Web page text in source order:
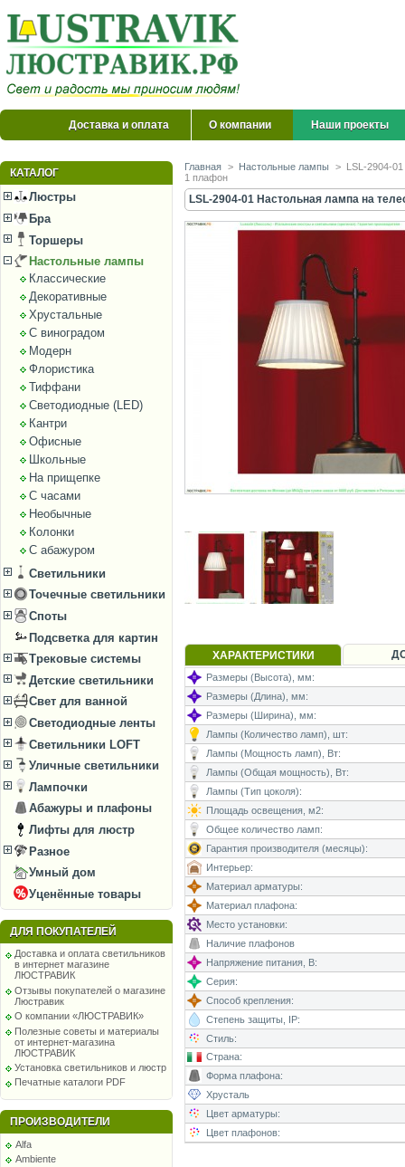
Доставка и оплата О компании Наши проекты
КАТАЛОГ
Люстры
Бра
Торшеры
Настольные лампы
Классические
Декоративные
Хрустальные
С виноградом
Модерн
Флористика
Тиффани
Светодиодные (LED)
Кантри
Офисные
Школьные
На прищепке
С часами
Необычные
Колонки
С абажуром
Светильники
Точечные светильники
Споты
Подсветка для картин
Трековые системы
Детские светильники
Свет для ванной
Светодиодные ленты
Светильники LOFT
Уличные светильники
Лампочки
Абажуры и плафоны
Лифты для люстр
Разное
Умный дом
Уценённые товары
ДЛЯ ПОКУПАТЕЛЕЙ
Доставка и оплата светильников
в интернет магазине
ЛЮСТРАВИК
Отзывы покупателей о магазине
Люстравик
О компании «ЛЮСТРАВИК»
Полезные советы и материалы
от интернет-магазина
ЛЮСТРАВИК
Установка светильников и люстр
Печатные каталоги PDF
ПРОИЗВОДИТЕЛИ
Alfa
Ambiente
Главная > Настольные лампы >
LSL-2904-
1 плафон
LSL-2904-01 Настольная лампа на
ХАРАКТЕРИСТИКИ
Размеры (Высота), мм:
Размеры (Длина), мм:
Размеры (Ширина), мм:
Лампы (Количество ламп), шт:
Лампы (Мощность ламп), Вт:
Лампы (Общая мощность), Вт:
Лампы (Тип цоколя):
Площадь освещения, м2:
Общее количество ламп:
Гарантия производителя (месяцы):
Интерьер:
Материал арматуры:
Материал плафона:
Место установки:
Наличие плафонов
Напряжение питания, В:
Серия:
Способ крепления:
Степень защиты, IP:
Стиль:
Страна:
Форма плафона:
Хрусталь
Цвет арматуры:
Цвет плафонов: